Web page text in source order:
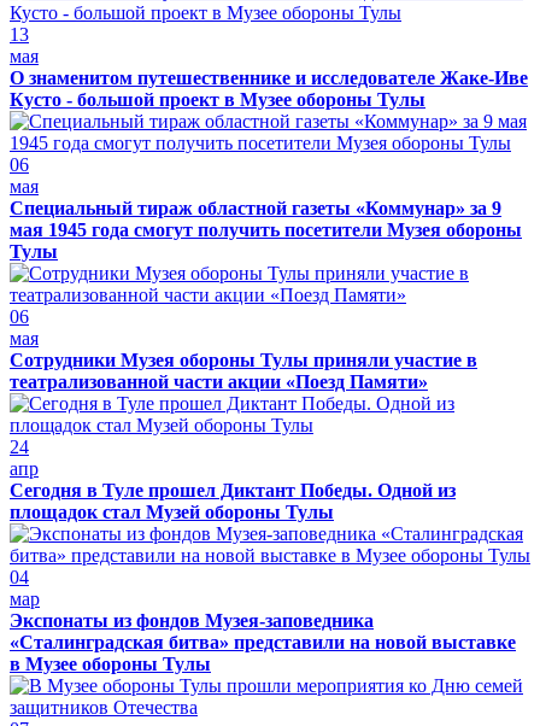
13
мая
О знаменитом путешественнике и исследователе Жаке-Иве
Кусто - большой проект в Музее обороны Тулы
06
мая
Специальный тираж областной газеты «Коммунар» за 9
мая 1945 года смогут получить посетители Музея обороны
Тулы
06
мая
Сотрудники Музея обороны Тулы приняли участие в
театрализованной части акции «Поезд Памяти»
24
апр
Сегодня в Туле прошел Диктант Победы. Одной из
площадок стал Музей обороны Тулы
04
мар
Экспонаты из фондов Музея-заповедника
«Сталинградская битва» представили на новой выставке
в Музее обороны Тулы